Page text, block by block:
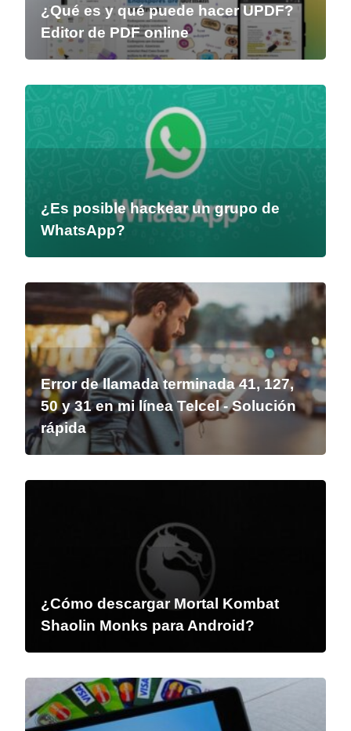
¿Qué es y qué puede hacer UPDF?
Editor de PDF online
¿Es posible hackear un grupo de
WhatsApp?
Error de llamada terminada 41, 127,
50 y 31 en mi línea Telcel - Solución
rápida
¿Cómo descargar Mortal Kombat
Shaolin Monks para Android?